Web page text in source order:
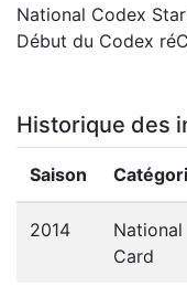
National Codex
Début du Codex
Historique des
Saison
2014
National
Card